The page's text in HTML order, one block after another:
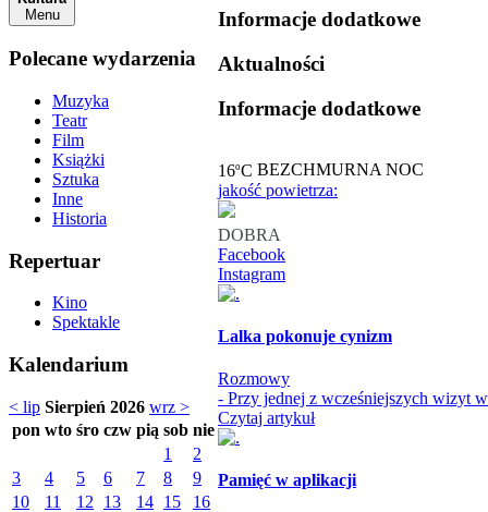
Menu
Polecane wydarzenia
Muzyka
Teatr
Film
Książki
Sztuka
Inne
Historia
Repertuar
Kino
Spektakle
Kalendarium
< lip Sierpień 2026 wrz >
pon wto śro czw pią sob nie
1
2
3
4 5 6 7 8
9
10
11 12 13 14 15
16
Informacje dodatkowe
Aktualności
Informacje dodatkowe
16oC BEZCHMURNA NOC
jakość powietrza:
DOBRA
Facebook
Instagram
Lalka pokonuje cynizm
Rozmowy
- Przy jednej z wcześniejszych wizyt
Czytaj artykuł
Pamięć w aplikacji